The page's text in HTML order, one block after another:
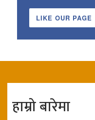
LIKE OUR PAGE
हाम्रो बारेमा